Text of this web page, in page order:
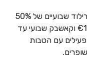
לשחקנים קבועים, RoySpins מציע בונוסי רילוד שבועיים של 50%
עד €100, בונוס קריפטו של 150% עד €100 וקאשבק שבועי עד
עם הטבות